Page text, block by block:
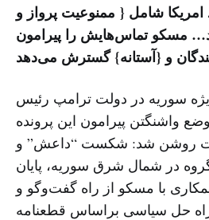
امریکا شامل { ممنوعیت پرواز و
مسکو تماس‌هایش را پیرامون
و {آستانه} گسترش می‌دهد
سوریه در دولت ترامپ رئیس
واشنگتن پیرامون این پرونده
روشن شد: شکست “داعش” و
در شمال شرق سوریه، پایان
با مسکو از راه گفت‌وگو و
حل سیاسی براساس قطعنامه